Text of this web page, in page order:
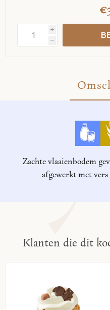
i
h
Zachte vlaaienbodem
afgewerkt met
Klanten die dit